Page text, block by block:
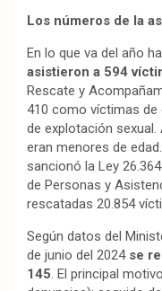
Los números de la
En lo que va del año
asistieron a 594
Rescate y
410 como víctimas de
de explotación
eran menores de
sancionó la Ley
de Personas y
rescatadas 20.854
Según datos del
de junio del 2024se
145. El principal